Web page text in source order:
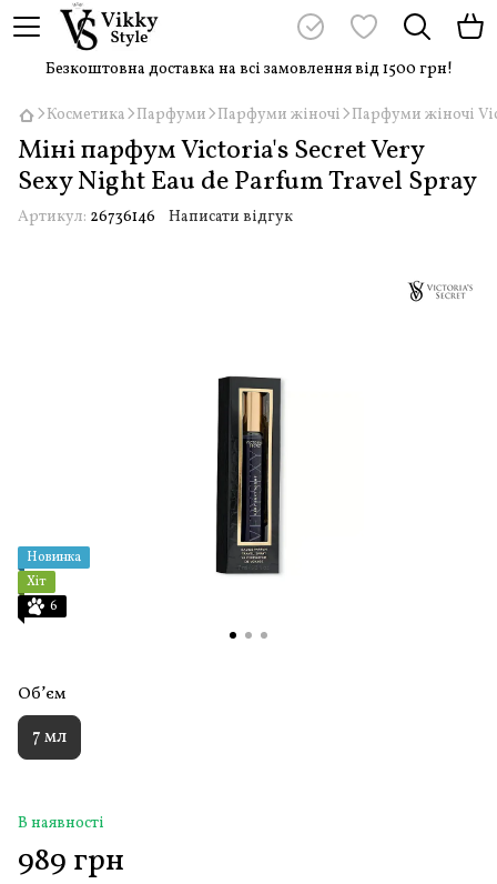
Безкоштовна доставка на всі замовлення від 1500 грн!
Косметика Парфуми Парфуми жіночі Парфуми жіночі
Міні парфум Victoria's Secret Very
Sexy Night Eau de Parfum Travel Spray
Артикул: 26736146 Написати відгук
Новинка
Хіт
6
Обʼєм
7 мл
В наявності
989 грн